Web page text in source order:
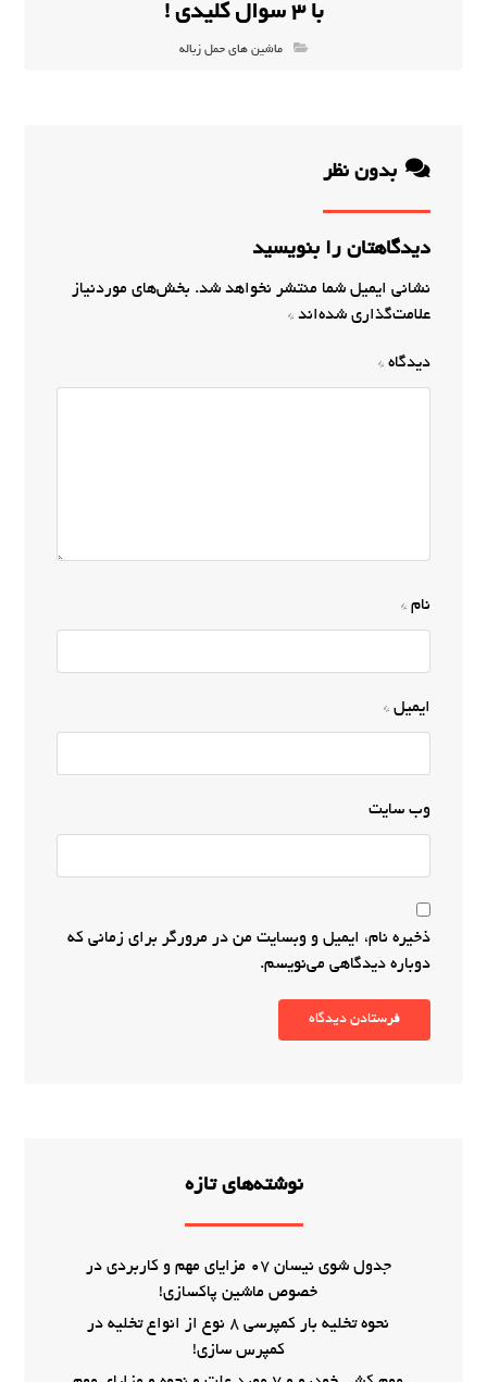
با 3 سوال کلیدی !
ماشین های حمل زباله
بدون نظر
دیدگاهتان را بنویسید
نشانی ایمیل شما منتشر نخواهد شد. بخش‌های موردنیاز
علامت‌گذاری شده‌اند*
دیدگاه*
نام*
ایمیل*
وب‌ سایت
ذخیره نام، ایمیل و وبسایت من در مرورگر برای زمانی که
دوباره دیدگاهی می‌نویسم.
فرستادن دیدگاه
نوشته‌های تازه
جدول شوی نیسان 07 مزایای مهم و کاربردی در
خصوص ماشین پاکسازی!
نحوه تخلیه بار کمپرسی 8 نوع از انواع تخلیه در
کمپرس سازی!